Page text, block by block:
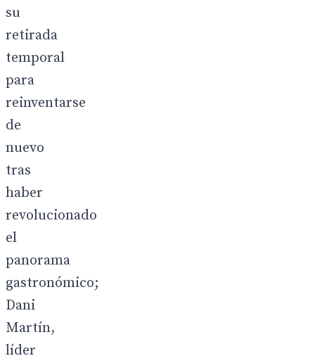
su
retirada
temporal
para
reinventarse
de
nuevo
tras
haber
revolucionado
el
panorama
gastronómico;
Dani
Martín,
líder